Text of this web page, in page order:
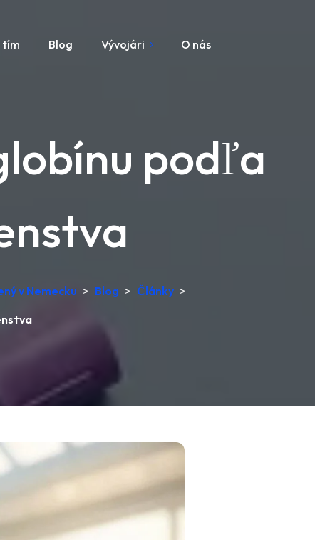
tím Blog Vývojári O nás
podľa
v Nemecku > Blog > Články >